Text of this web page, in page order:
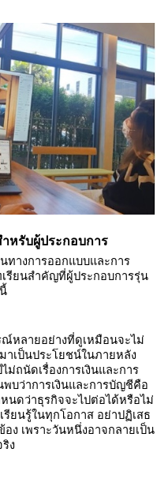
ำหรับผู้ประกอบการ
ทางการออกแบบและการ
รียนสำคัญที่ผู้ประกอบการรุ่น
หลายอย่างที่ดูเหมือนจะไม่
าเป็นประโยชน์ในภายหลัง
ม่ถนัดเรื่องการเงินและการ
บว่าการเงินและการบัญชีคือ
นดว่าธุรกิจจะไปต่อได้หรือไม่
รียนรู้ในทุกโอกาส อย่าปฏิเสธ
อง เพราะวันหนึ่งอาจกลายเป็น
ง